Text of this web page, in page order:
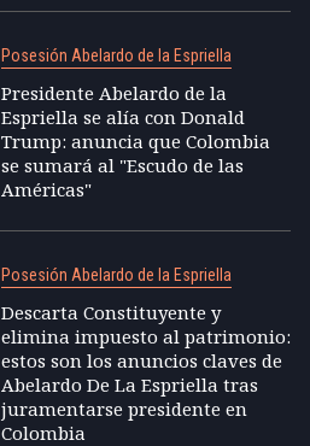
Posesión Abelardo de la Espriella
Presidente Abelardo de la
Espriella se alía con Donald
Trump: anuncia que Colombia
se sumará al "Escudo de las
Américas"
Posesión Abelardo de la Espriella
Descarta Constituyente y
elimina impuesto al patrimonio:
estos son los anuncios claves de
Abelardo De La Espriella tras
juramentarse presidente en
Colombia